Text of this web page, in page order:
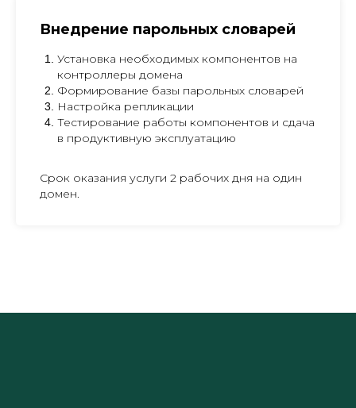
Внедрение парольных словарей
Установка необходимых компонентов на
контроллеры домена
Формирование базы парольных словарей
Настройка репликации
Тестирование работы компонентов и сдача
в продуктивную эксплуатацию
Срок оказания услуги 2 рабочих дня на один
домен.